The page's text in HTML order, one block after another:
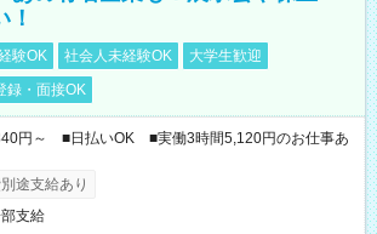
験OK 社会人未経験OK
大学生歓迎
録・面接OK
円～ ■日払いOK ■実働3時間5,120円のお仕事あ
途支給あり
支給